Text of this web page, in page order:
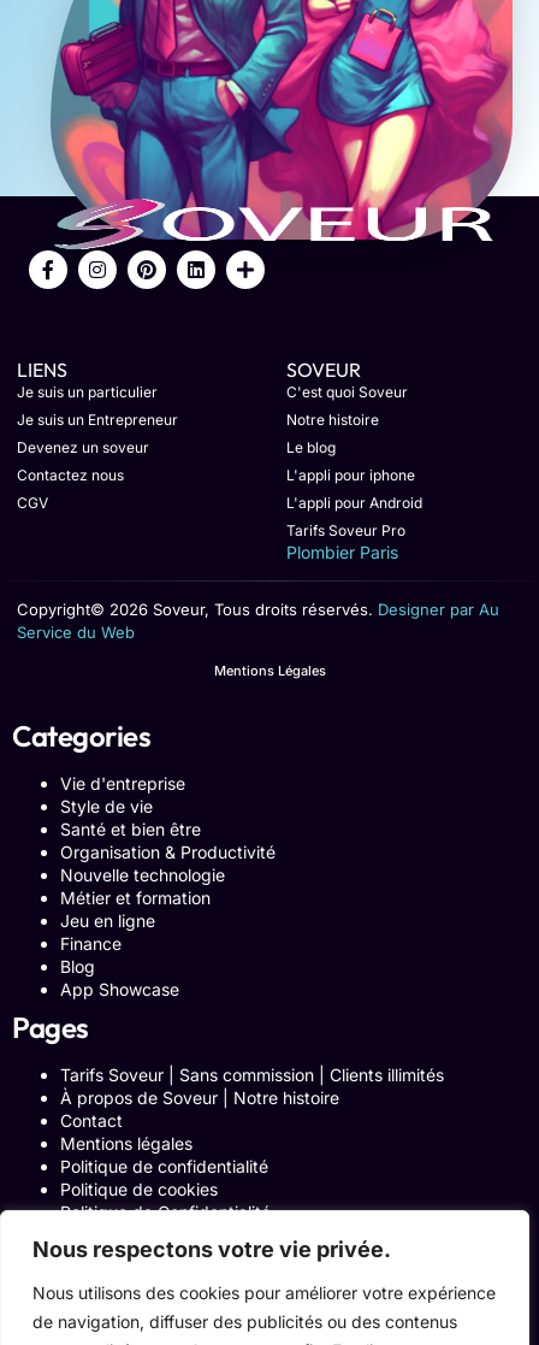
Nous respectons votre vie privée.
Nous utilisons des cookies pour améliorer votre expérience
de navigation, diffuser des publicités ou des contenus
LIENS
Je suis un particulier
Je suis un Entrepreneur
Devenez un soveur
Contactez nous
CGV
SOVEUR
C'est quoi Soveur
Notre histoire
Le blog
L'appli pour iphone
L'appli pour Android
Tarifs Soveur Pro
Plombier Paris
Copyright© 2026 Soveur, Tous droits réservés. Designer par Au
Service du Web
Mentions Légales
Categories
Vie d'entreprise
Style de vie
Santé et bien être
Organisation & Productivité
Nouvelle technologie
Métier et formation
Jeu en ligne
Finance
Blog
App Showcase
Pages
Tarifs Soveur | Sans commission | Clients illimités
À propos de Soveur | Notre histoire
Contact
Mentions légales
Politique de confidentialité
Politique de cookies
Politique de Confidentialité
Blog
Programme Affiliation
Conditions générales d’utilisation